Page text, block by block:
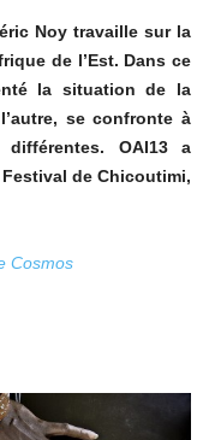
Noy travaille sur la
de l’Est. Dans ce
la situation de la
se confronte à
différentes. OAI13 a
de Chicoutimi,
Cosmos